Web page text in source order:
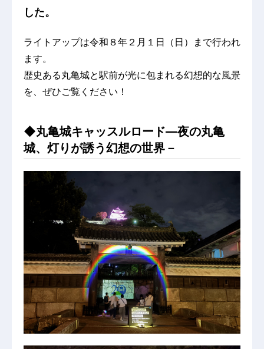
した。
ライトアップは令和８年２月１日（日）まで行われ
ます。
歴史ある丸亀城と駅前が光に包まれる幻想的な風景
を、ぜひご覧ください！
◆丸亀城キャッスルロード―夜の丸亀
城、灯りが誘う幻想の世界－